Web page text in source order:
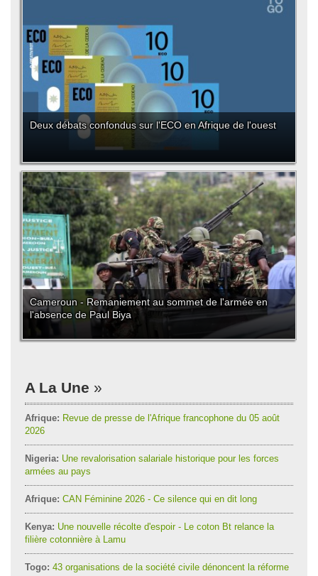
Deux débats confondus sur l'ECO en Afrique de l'ouest
Cameroun - Remaniement au sommet de l'armée en
l'absence de Paul Biya
A La Une
Afrique: Revue de presse de l'Afrique francophone du 05 août
2026
Nigeria: Une revalorisation salariale historique pour les forces
armées au pays
Afrique: CAN Féminine 2026 - Ce silence qui en dit long
Kenya: Une nouvelle récolte d'espoir - Le coton Bt relance la
filière cotonnière à Lamu
Togo: 43 organisations de la société civile dénoncent la réforme